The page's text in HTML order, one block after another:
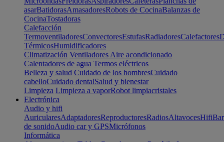
asarBatidorasAmasadoresRobots de CocinaBalanzas de
CocinaTostadoras
Calefacción
TermoventiladoresConvectoresEstufasRadiadoresCalefactores
TérmicosHumidificadores
Climatización Ventiladores Aire acondicionado
Calentadores de agua Termos eléctricos
Belleza y salud Cuidado de los hombresCuidado
cabelloCuidado dentalSalud y bienestar
Limpieza Limpieza a vaporRobot limpiacristales
Electrónica
Audio y hifi
AuricularesAdaptadoresReproductoresRadiosAltavocesHifi
de sonidoAudio car y GPSMicrófonos
Informática